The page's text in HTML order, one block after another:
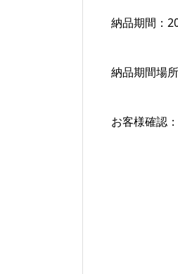
納品期間：
納品期間場
お客様確認